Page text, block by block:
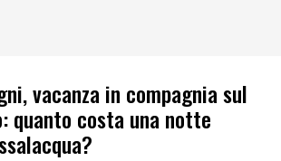
vacanza in compagnia sul
quanto costa una notte